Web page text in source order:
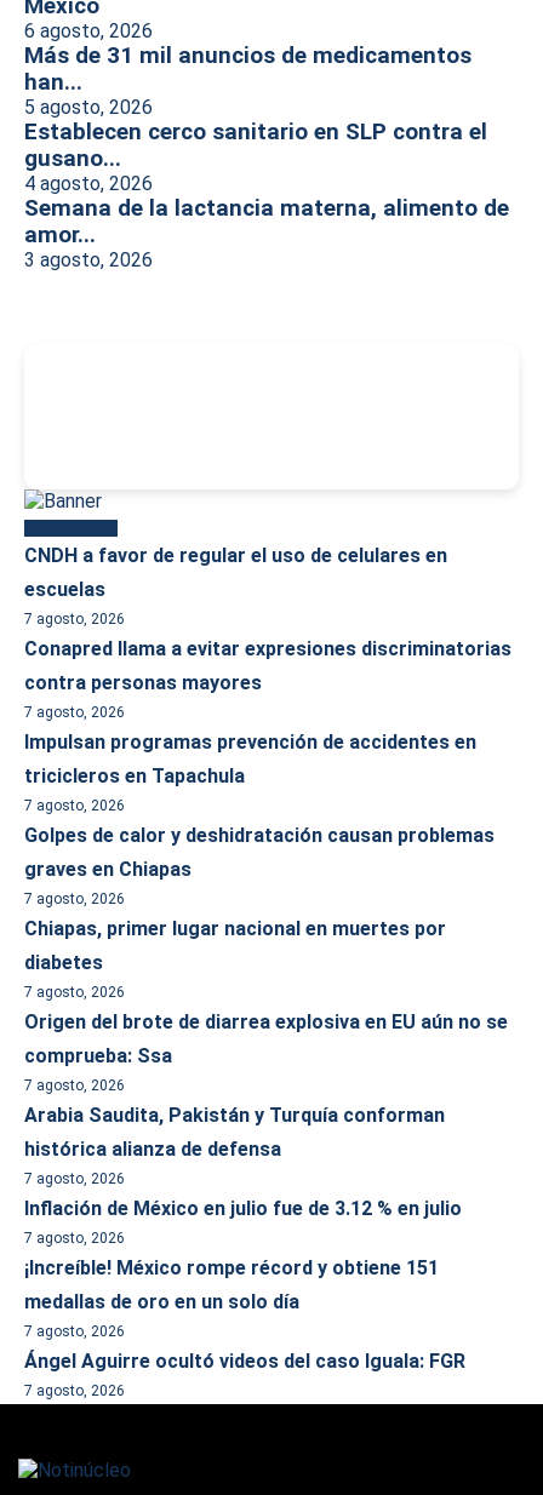
México
6 agosto, 2026
Más de 31 mil anuncios de medicamentos
han...
5 agosto, 2026
Establecen cerco sanitario en SLP contra el
gusano...
4 agosto, 2026
Semana de la lactancia materna, alimento de
amor...
3 agosto, 2026
CNDH a favor de regular el uso de celulares en
escuelas
7 agosto, 2026
Conapred llama a evitar expresiones discriminatorias
contra personas mayores
7 agosto, 2026
Impulsan programas prevención de accidentes en
tricicleros en Tapachula
7 agosto, 2026
Golpes de calor y deshidratación causan problemas
graves en Chiapas
7 agosto, 2026
Chiapas, primer lugar nacional en muertes por
diabetes
7 agosto, 2026
Origen del brote de diarrea explosiva en EU aún no se
comprueba: Ssa
7 agosto, 2026
Arabia Saudita, Pakistán y Turquía conforman
histórica alianza de defensa
7 agosto, 2026
Inflación de México en julio fue de 3.12 % en julio
7 agosto, 2026
¡Increíble! México rompe récord y obtiene 151
medallas de oro en un solo día
7 agosto, 2026
Ángel Aguirre ocultó videos del caso Iguala: FGR
7 agosto, 2026